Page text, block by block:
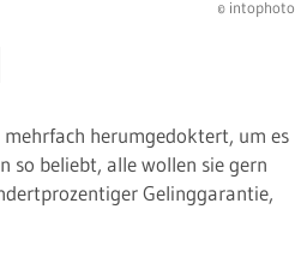
© intophoto
herumgedoktert, um es
so beliebt, alle wollen sie gern
Gelinggarantie,